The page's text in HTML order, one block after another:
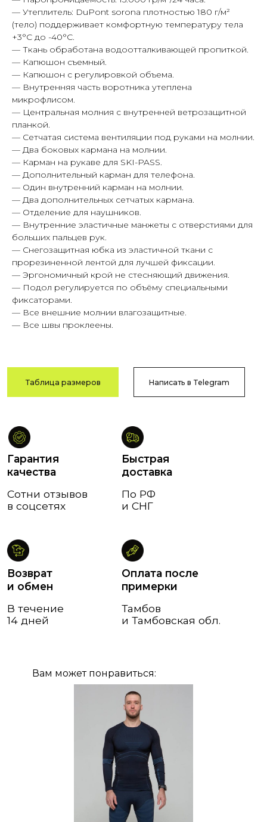
— Утеплитель: DuPont sorona плотностью 180 г/м²
(тело) поддерживает комфортную температуру тела
+3°С до -40°С.
— Ткань обработана водоотталкивающей пропиткой.
— Капюшон съемный.
— Капюшон с регулировкой объема.
— Внутренняя часть воротника утеплена
микрофлисом.
— Центральная молния с внутренней ветрозащитной
планкой.
— Сетчатая система вентиляции под руками на молнии.
— Два боковых кармана на молнии.
— Карман на рукаве для SKI-PASS.
— Дополнительный карман для телефона.
— Один внутренний карман на молнии.
— Два дополнительных сетчатых кармана.
— Отделение для наушников.
— Внутренние эластичные манжеты с отверстиями для
больших пальцев рук.
— Снегозащитная юбка из эластичной ткани с
прорезиненной лентой для лучшей фиксации.
— Эргономичный крой не стесняющий движения.
— Подол регулируется по объёму специальными
фиксаторами.
— Все внешние молнии влагозащитные.
— Все швы проклеены.
Написать в Telegram
Таблица размеров
Гарантия
качества
Возврат
и обмен
Быстрая
доставка
примерки
По РФ
и СНГ
в соцсетях
Вам может понравиться: